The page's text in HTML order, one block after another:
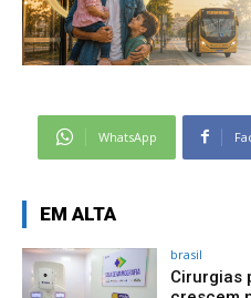
WhatsApp
EM ALTA
brasil
Cirurgias